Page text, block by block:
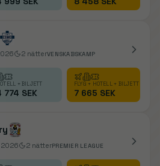
2 nätterVENSKABSKAMP
+ BILJETT
774 SEK
FLYG + HOTELL + BILJETT
7 665 SEK
2026 2 nätterPREMIER LEAGUE